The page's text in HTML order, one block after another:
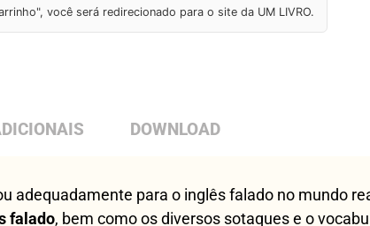
você será redirecionado para o site da UM LIVRO.
DOWNLOAD
adequadamente para o inglês falado no mundo
falado, bem como os diversos sotaques e o